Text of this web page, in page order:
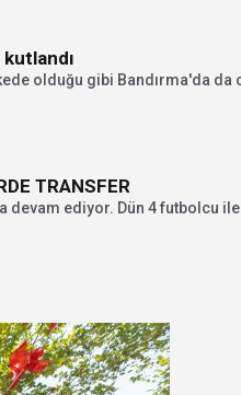
olduğu gibi Bandırma'da da
TRANSFER
devam ediyor. Dün 4 futbolcu